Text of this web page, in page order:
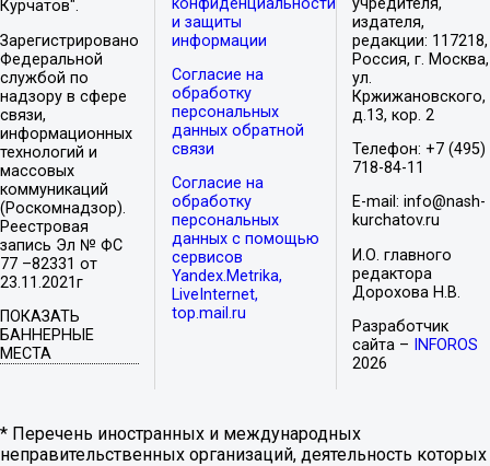
Курчатов".
Зарегистрировано
Федеральной
службой по
надзору в сфере
связи,
информационных
технологий и
массовых
коммуникаций
(Роскомнадзор).
Реестровая
запись Эл № ФС
77 –82331 от
23.11.2021г
ПОКАЗАТЬ
БАННЕРНЫЕ
МЕСТА
и защиты
информации
Согласие на
обработку
персональных
данных обратной
связи
Согласие на
обработку
персональных
данных с помощью
сервисов
Yandex.Metrika,
LiveInternet,
top.mail.ru
издателя,
редакции: 117218,
Россия, г. Москва,
ул.
Кржижановского,
д.13, кор. 2
Телефон: +7 (495)
718-84-11
E-mail: info@nash-
kurchatov.ru
И.О. главного
редактора
Дорохова Н.В.
Разработчик
сайта –
INFOROS
2026
* Перечень иностранных и международных
неправительственных организаций, деятельность которых